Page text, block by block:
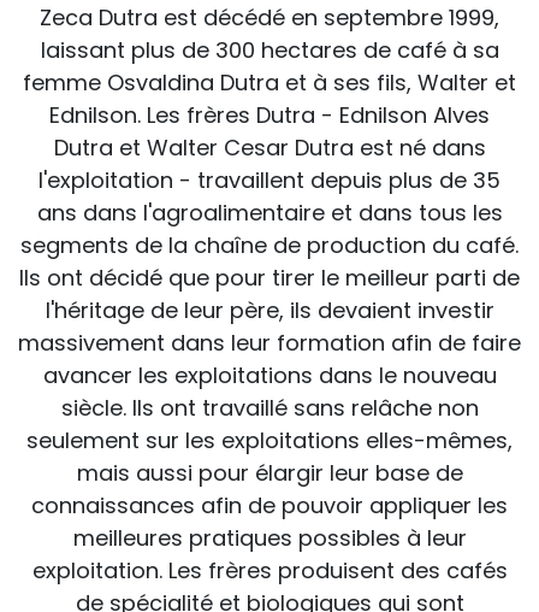
Zeca Dutra est décédé en septembre 1999,
laissant plus de 300 hectares de café à sa
femme Osvaldina Dutra et à ses fils, Walter et
Ednilson. Les frères Dutra - Ednilson Alves
Dutra et Walter Cesar Dutra est né dans
l'exploitation - travaillent depuis plus de 35
ans dans l'agroalimentaire et dans tous les
segments de la chaîne de production du café.
Ils ont décidé que pour tirer le meilleur parti de
l'héritage de leur père, ils devaient investir
massivement dans leur formation afin de faire
avancer les exploitations dans le nouveau
siècle. Ils ont travaillé sans relâche non
seulement sur les exploitations elles-mêmes,
mais aussi pour élargir leur base de
connaissances afin de pouvoir appliquer les
meilleures pratiques possibles à leur
exploitation. Les frères produisent des cafés
de spécialité et biologiques qui sont